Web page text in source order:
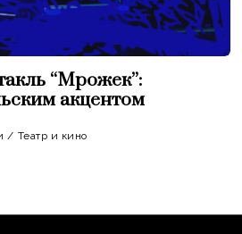
“Мрожек”:
акцентом
/ Театр и кино